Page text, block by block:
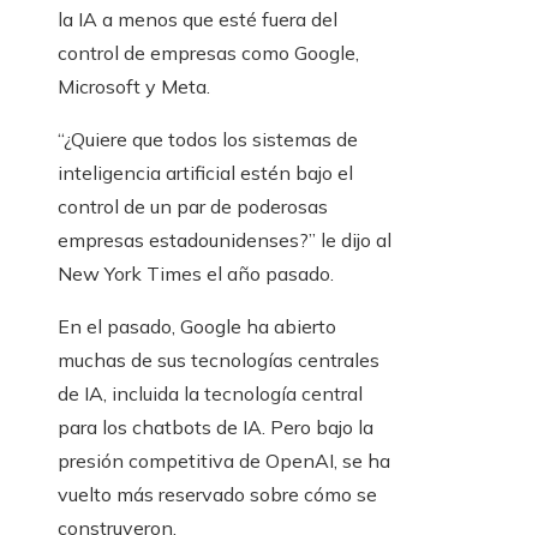
la IA a menos que esté fuera del
control de empresas como Google,
Microsoft y Meta.
“¿Quiere que todos los sistemas de
inteligencia artificial estén bajo el
control de un par de poderosas
empresas estadounidenses?” le dijo al
New York Times el año pasado.
En el pasado, Google ha abierto
muchas de sus tecnologías centrales
de IA, incluida la tecnología central
para los chatbots de IA. Pero bajo la
presión competitiva de OpenAI, se ha
vuelto más reservado sobre cómo se
construyeron.